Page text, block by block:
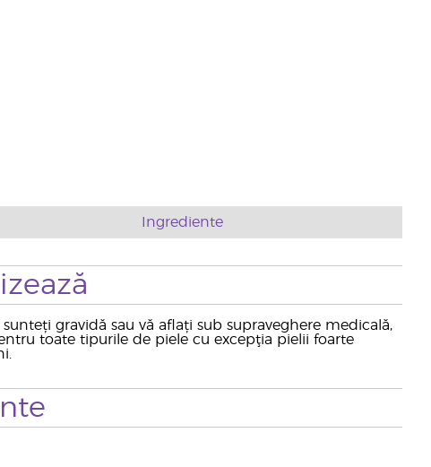
Ingrediente
gravidă sau vă aflați sub supraveghere medicală,
toate tipurile de piele cu excepţia pielii foarte